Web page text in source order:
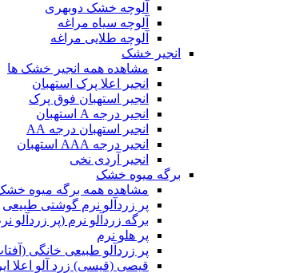
آلوچه خشک دوبهری
آلوچه سیاه مراغه
آلوچه طلایی مراغه
انجیر خشک
مشاهده همه انجیر خشک ها
انجیر اعلا پرک استهبان
انجیر استهبان فوق پرک
انجیر درجه A استهبان
انجیر استهبان درجه AA
انجیر درجه AAA استهبان
انجیر آردی نخی
برگه میوه خشک
مشاهده همه برگه میوه
پر زردآلو نرم گوشتی طبیعی
برگه زردآلو نرم (پر زردآلو
پر هلو نرم
پر زردآلو طبیعی خانگی
قیصی (قیسی) زرد آلو اعلا